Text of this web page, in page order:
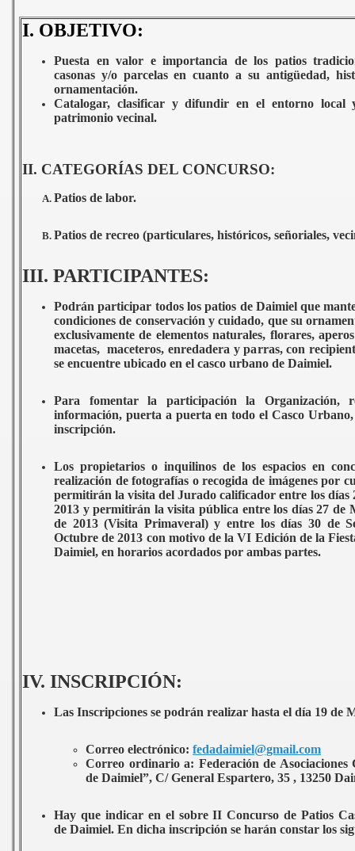
I. OBJETIVO:
Puesta en valor e importancia de los patios
casonas y/o parcelas en cuanto a su antigüedad,
ornamentación.
Catalogar, clasificar y difundir en el entorno local
patrimonio vecinal.
II. CATEGORÍAS DEL CONCURSO:
Patios de labor.
Patios de recreo (particulares, históricos, señoriales,
III. PARTICIPANTES:
Podrán participar todos los patios de Daimiel que
condiciones de conservación y cuidado, que su
exclusivamente de elementos naturales, florares,
macetas, maceteros, enredadera y parras, con
se encuentre ubicado en el casco urbano de Daimiel.
Para fomentar la participación la Organización,
información, puerta a puerta en todo el Casco
inscripción.
Los propietarios o inquilinos de los espacios en
realización de fotografías o recogida de imágenes por
permitirán la visita del Jurado calificador entre los días
2013 y permitirán la visita pública entre los días 27 de
de 2013 (Visita Primaveral) y entre los días 30 de
Octubre de 2013 con motivo de la VI Edición de la
Daimiel, en horarios acordados por ambas partes.
IV. INSCRIPCIÓN:
Las Inscripciones se podrán realizar hasta el día 19 de
Correo electrónico: fedadaimiel@gmail.com
Correo ordinario a: Federación de Asociaciones
de Daimiel”, C/ General Espartero, 35 , 13250
Hay que indicar en el sobre II Concurso de Patios
de Daimiel. En dicha inscripción se harán constar los